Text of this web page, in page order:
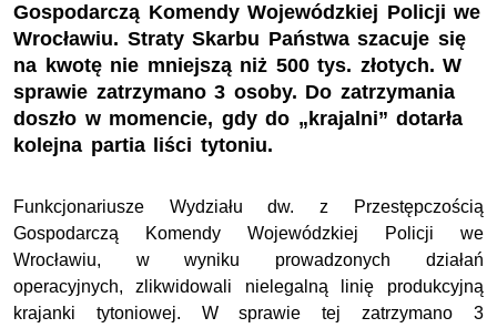
Gospodarczą Komendy Wojewódzkiej Policji we
Wrocławiu. Straty Skarbu Państwa szacuje się
na kwotę nie mniejszą niż 500 tys. złotych. W
sprawie zatrzymano 3 osoby. Do zatrzymania
doszło w momencie, gdy do „krajalni” dotarła
kolejna partia liści tytoniu.
Funkcjonariusze Wydziału dw. z Przestępczością
Gospodarczą Komendy Wojewódzkiej Policji we
Wrocławiu, w wyniku prowadzonych działań
operacyjnych, zlikwidowali nielegalną linię produkcyjną
krajanki tytoniowej. W sprawie tej zatrzymano 3